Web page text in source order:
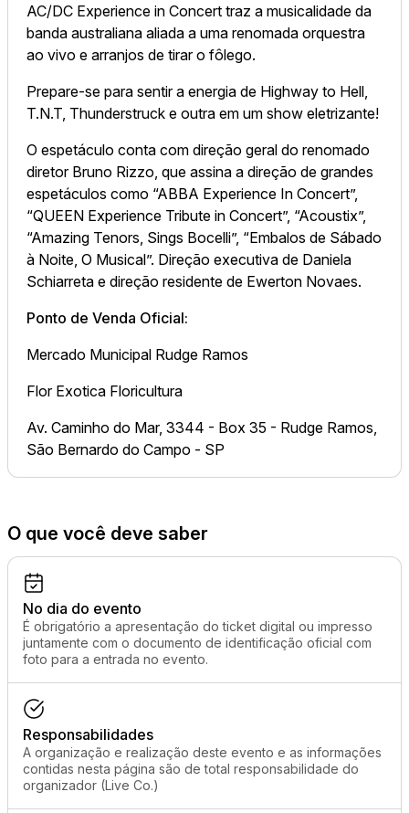
AC/DC Experience in Concert traz a musicalidade da
banda australiana aliada a uma renomada orquestra
ao vivo e arranjos de tirar o fôlego.
Prepare-se para sentir a energia de Highway to Hell,
T.N.T, Thunderstruck e outra em um show eletrizante!
O espetáculo conta com direção geral do renomado
diretor Bruno Rizzo, que assina a direção de grandes
espetáculos como “ABBA Experience In Concert”,
“QUEEN Experience Tribute in Concert”, “Acoustix”,
“Amazing Tenors, Sings Bocelli”, “Embalos de Sábado
à Noite, O Musical”. Direção executiva de Daniela
Schiarreta e direção residente de Ewerton Novaes.
Ponto de Venda Oficial:
Mercado Municipal Rudge Ramos
Flor Exotica Floricultura
Av. Caminho do Mar, 3344 - Box 35 - Rudge Ramos,
São Bernardo do Campo - SP
O que você deve saber
No dia do evento
É obrigatório a apresentação do ticket digital ou impresso
juntamente com o documento de identificação oficial com
foto para a entrada no evento.
Responsabilidades
A organização e realização deste evento e as informações
contidas nesta página são de total responsabilidade do
organizador (Live Co.)